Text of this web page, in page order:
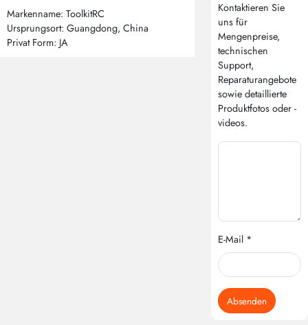
Markenname: ToolkitRC
Ursprungsort: Guangdong, China
Privat Form: JA
Kontaktieren Sie
uns für
Mengenpreise,
technischen
Support,
Reparaturangebote
sowie detaillierte
Produktfotos oder -
videos.
E-Mail *
Absenden